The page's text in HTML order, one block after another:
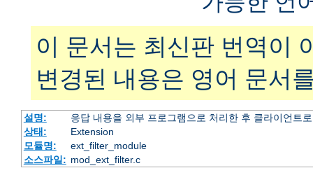
이 문서는 최신판 번역이
변경된 내용은 영어 문서
설명:
응답 내용을 외부 프로그램으로 처리한 후 클라이언트
상태:
Extension
모듈명:
ext_filter_module
소스파일: mod_ext_filter.c